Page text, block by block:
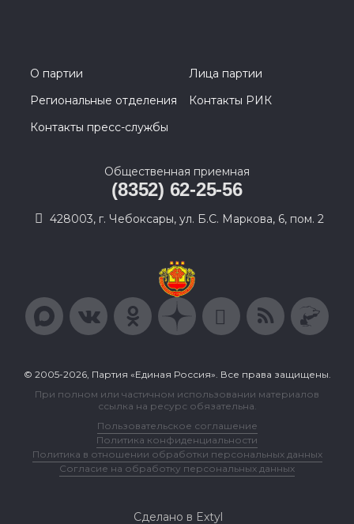
О партии
Лица партии
Региональные отделения
Контакты РИК
Контакты пресс-службы
Общественная приемная
(8352) 62-25-56
428003, г. Чебоксары, ул. Б.С. Маркова, 6, пом. 2
© 2005-2026, Партия «Единая Россия». Все права защищены.
При полном или частичном использовании материалов
ссылка на ресурс обязательна.
Пользовательское соглашение
Политика конфиденциальности
Политика в отношении обработки персональных данных
Согласие на обработку персональных данных
Сделано в Extyl